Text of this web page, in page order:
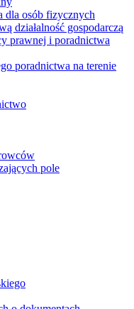
dla osób fizycznych
działalność gospodarczą
prawnej i poradnictwa
poradnictwa na terenie
pole